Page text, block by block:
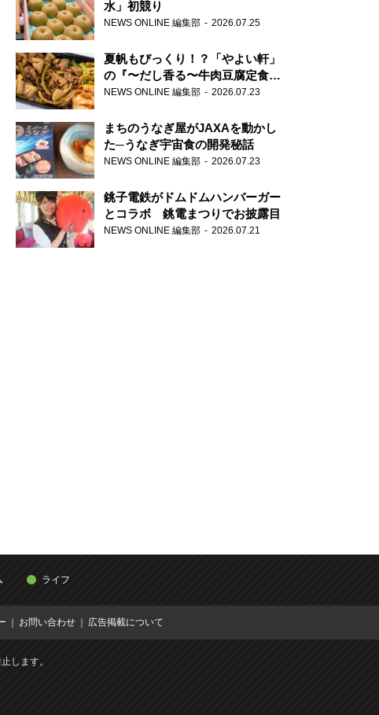
水」初競り
NEWS ONLINE 編集部 2026.07.25
夏帆もびっくり！？「やよい軒」
の『〜だし香る〜牛肉豆腐定食』
が香り高すぎる
NEWS ONLINE 編集部 2026.07.23
まちのうなぎ屋がJAXAを動かし
た─うなぎ宇宙食の開発秘話
NEWS ONLINE 編集部 2026.07.23
銚子電鉄がドムドムハンバーガー
とコラボ 銚電まつりでお披露目
NEWS ONLINE 編集部 2026.07.21
ライフ
お問い合わせ 広告掲載について
します。